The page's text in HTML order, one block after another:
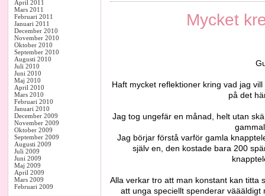
April 2011
Mars 2011
Februari 2011
Januari 2011
December 2010
November 2010
Oktober 2010
September 2010
Augusti 2010
Juli 2010
Juni 2010
Maj 2010
April 2010
Mars 2010
Februari 2010
Januari 2010
December 2009
November 2009
Oktober 2009
September 2009
Augusti 2009
Juli 2009
Juni 2009
Maj 2009
April 2009
Mars 2009
Februari 2009
Mycket
Haft mycket reflektioner kring vad jag
på det
Jag tog ungefär en månad, helt utan
Jag börjar förstå varför gamla
själv en, den kostade bara 200
Alla verkar tro att man konstant kan titta
att unga speciellt spenderar